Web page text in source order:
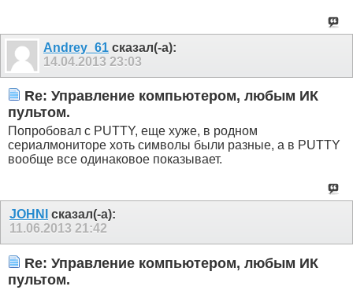
Andrey_61 сказал(-а):
14.04.2013 23:03
Re: Управление компьютером, любым ИК
пультом.
Попробовал с PUTTY, еще хуже, в родном
сериалмониторе хоть символы были разные, а в PUTTY
вообще все одинаковое показывает.
JOHNI
сказал(-а):
11.06.2013 21:42
Re: Управление компьютером, любым ИК
пультом.